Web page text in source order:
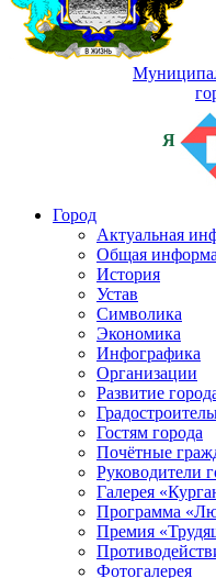
Я
Город
Актуальная
Общая
История
Устав
Символика
Экономика
Инфографика
Организации
Развитие
Гостям города
Почётные
Руководители
Галерея
Программа
Премия
Фотогалерея